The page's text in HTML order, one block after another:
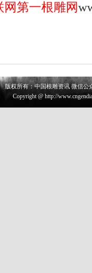
网第一根雕网
版权所有：中国根雕资讯 微信公
Copyright @ http://